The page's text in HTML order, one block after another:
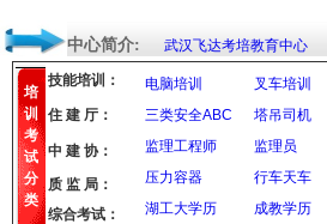
中心简介: 武汉飞达考培教育中心
培
训
考
试
分
类
技能培训： 电脑培训 叉车培训
三类安全ABC
塔吊司机
监理工程师
监理员
压力容器
行车天车
湖工大学历
成教学历
住 建 厅：
中 建 协：
质 监 局：
综合考试：